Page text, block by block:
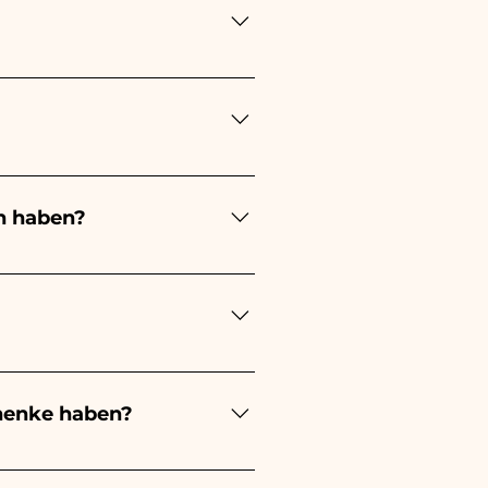
lange! Der Zeitpunkt
stattfindet, kontaktieren
haben?
je nach Art der
wird es weiß sein -
kümmern müssen.
haben?
an, außerdem